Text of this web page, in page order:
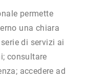
permette
una chiara
di servizi ai
consultare
accedere ad